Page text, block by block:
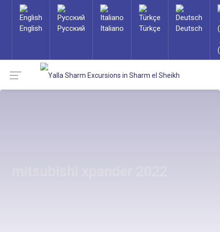
English Русский Italiano Türkçe
Deutsch